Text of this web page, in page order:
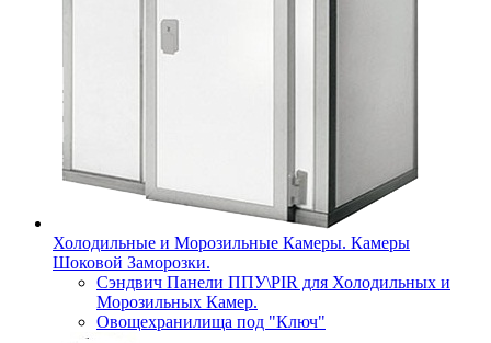
Холодильные и Морозильные Камеры. Камеры
Шоковой Заморозки.
Сэндвич Панели ППУ\PIR для Холодильных и
Морозильных Камер.
Овощехранилища под "Ключ"